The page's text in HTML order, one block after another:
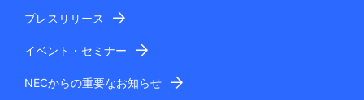
プレスリリース
イベント・セミナー
NECからの重要なお知らせ